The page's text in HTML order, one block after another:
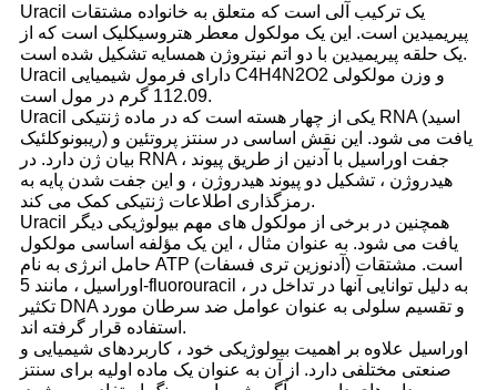
Uracil یک ترکیب آلی است که متعلق به خانواده مشتقات
پیریمیدین است. این یک مولکول معطر هتروسیکلیک است که از
یک حلقه پیریمیدین با دو اتم نیتروژن همسایه تشکیل شده است.
Uracil دارای فرمول شیمیایی C4H4N2O2 و وزن مولکولی
112.09 گرم در مول است.
Uracil یکی از چهار هسته است که در ماده ژنتیکی RNA (اسید
ریبونوکلئیک) یافت می شود. این نقش اساسی در سنتز پروتئین و
بیان ژن دارد. در RNA ، جفت اوراسیل با آدنین از طریق پیوند
هیدروژن ، تشکیل دو پیوند هیدروژن ، و این جفت شدن پایه به
رمزگذاری اطلاعات ژنتیکی کمک می کند.
Uracil همچنین در برخی از مولکول های مهم بیولوژیکی دیگر
یافت می شود. به عنوان مثال ، این یک مؤلفه اساسی مولکول
حامل انرژی به نام ATP (آدنوزین تری فسفات) است. مشتقات
اوراسیل ، مانند 5-fluorouracil ، به دلیل توانایی آنها در تداخل در
تکثیر DNA و تقسیم سلولی به عنوان عوامل ضد سرطان مورد
استفاده قرار گرفته اند.
اوراسیل علاوه بر اهمیت بیولوژیکی خود ، کاربردهای شیمیایی و
صنعتی مختلفی دارد. از آن به عنوان یک ماده اولیه برای سنتز